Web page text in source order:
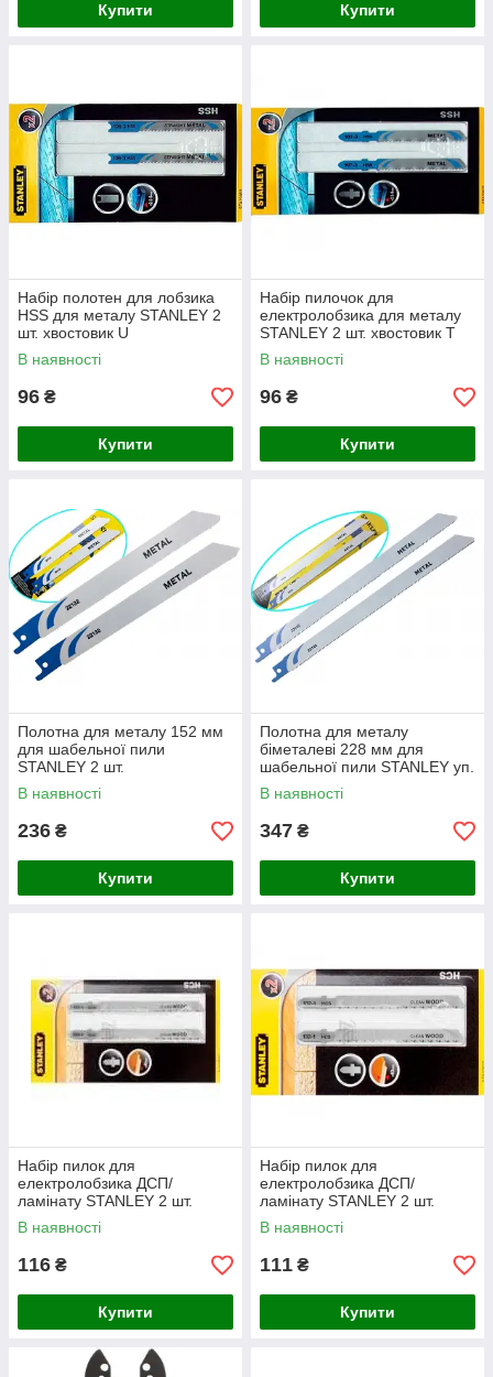
Купити Купити
Набір полотен для лобзика
HSS для металу STANLEY 2
шт. хвостовик U
В наявності
96 ₴
Купити
Набір пилочок для
електролобзика для металу
STANLEY 2 шт. хвостовик Т
В наявності
96 ₴
Купити
Полотна для металу 152 мм
для шабельної пили
STANLEY 2 шт.
В наявності
236 ₴
Купити
Полотна для металу
біметалеві 228 мм для
шабельної пили STANLEY уп.
2 шт.
В наявності
347 ₴
Купити
Набір пилок для
електролобзика ДСП/
ламінату STANLEY 2 шт.
хвостовик U
В наявності
116 ₴
Купити
Набір пилок для
електролобзика ДСП/
ламінату STANLEY 2 шт.
хвостовикТ
В наявності
111 ₴
Купити